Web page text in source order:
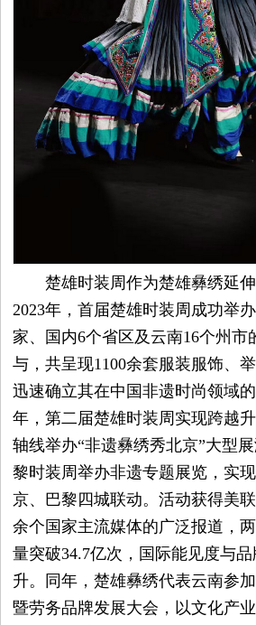
楚雄时装周作为楚雄彝绣延
2023年，首届楚雄时装周成功举
家、国内6个省区及云南16个州市
与，共呈现1100余套服装服饰、
迅速确立其在中国非遗时尚领域
年，第二届楚雄时装周实现跨越
轴线举办“非遗彝绣秀北京”大型
黎时装周举办非遗专题展览，实
京、巴黎四城联动。活动获得美
余个国家主流媒体的广泛报道，
量突破34.7亿次，国际能见度与
升。同年，楚雄彝绣代表云南参
暨劳务品牌发展大会，以文化产